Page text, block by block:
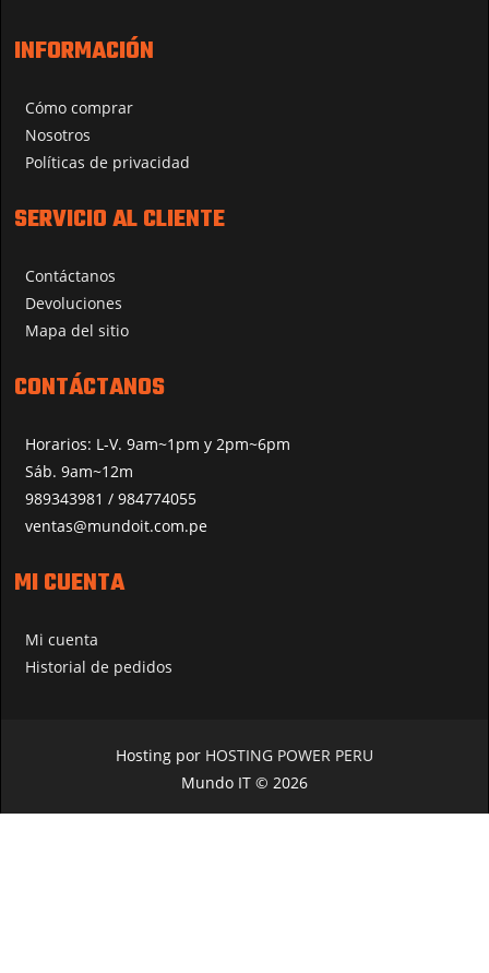
INFORMACIÓN
Cómo comprar
Nosotros
Políticas de privacidad
SERVICIO AL CLIENTE
Contáctanos
Devoluciones
Mapa del sitio
CONTÁCTANOS
Horarios: L-V. 9am~1pm y 2pm~6pm
Sáb. 9am~12m
989343981 / 984774055
ventas@mundoit.com.pe
MI CUENTA
Mi cuenta
Historial de pedidos
Hosting por HOSTING POWER PERU
Mundo IT © 2026